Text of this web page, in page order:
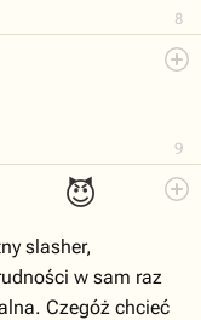
8
9
😈
slasher,
w sam raz
Czegóż chcieć